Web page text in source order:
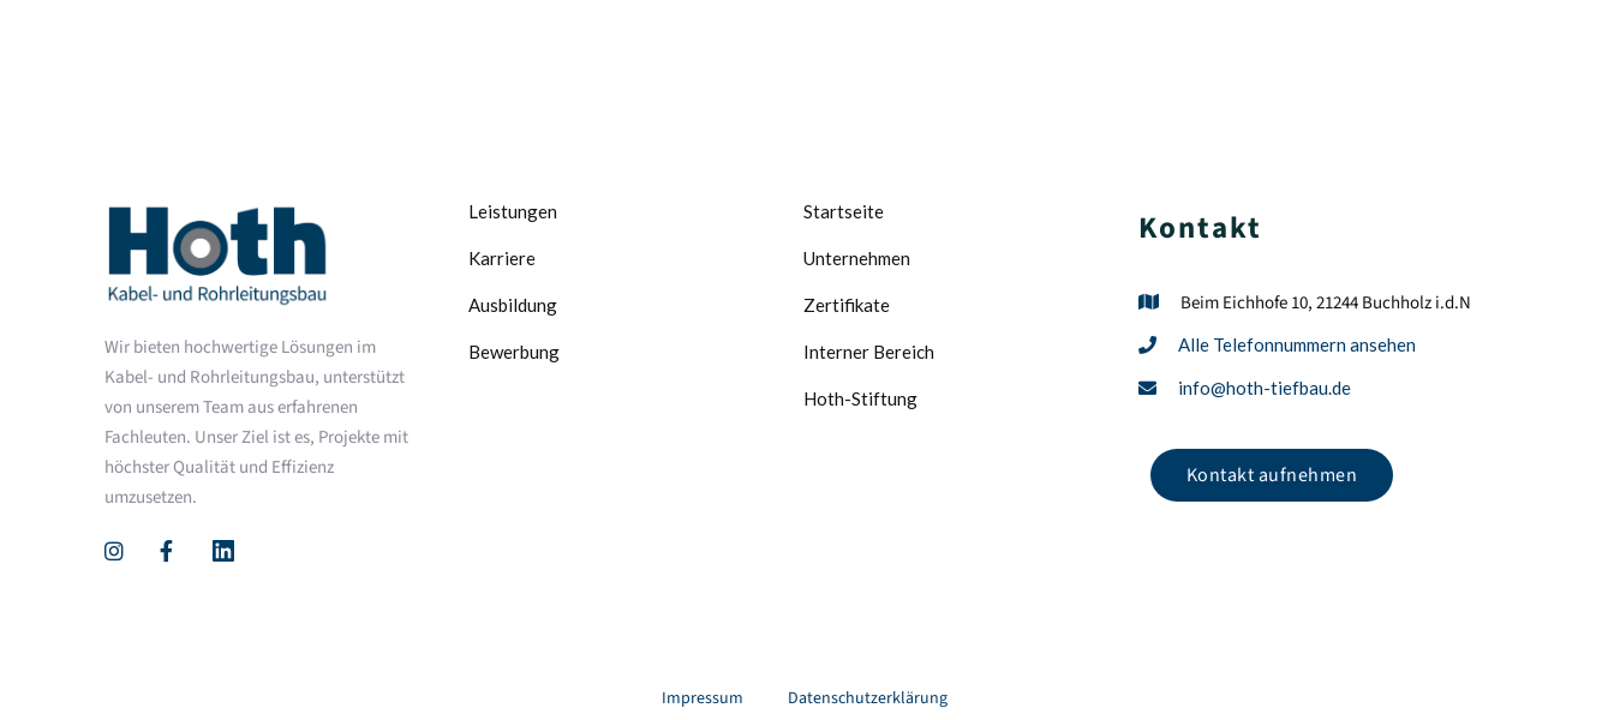
Wir bieten hochwertige Lösungen im
Kabel- und Rohrleitungsbau, unterstützt
von unserem Team aus erfahrenen
Fachleuten. Unser Ziel ist es, Projekte mit
höchster Qualität und Effizienz
umzusetzen.
 
Leistungen
Karriere
Ausbildung
Bewerbung
Startseite
Unternehmen
Zertifikate
Interner Bereich
Hoth-Stiftung
Kontakt
 Beim Eichhofe 10, 21244 Buchholz i.d.N
 Alle Telefonnummern ansehen
 info@hoth-tiefbau.de
Kontakt aufnehmen
Impressum Datenschutzerklärung